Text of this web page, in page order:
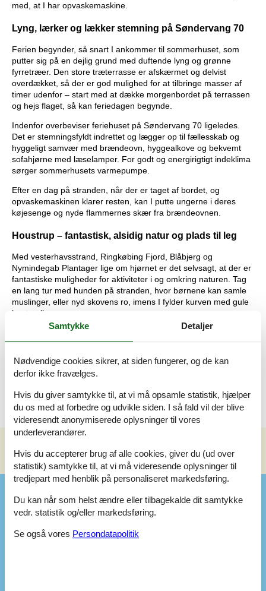
med, at I har opvaskemaskine.
Lyng, lærker og lækker stemning på Søndervang 70
Ferien begynder, så snart I ankommer til sommerhuset, som
putter sig på en dejlig grund med duftende lyng og grønne
fyrretræer. Den store træterrasse er afskærmet og delvist
overdækket, så der er god mulighed for at tilbringe masser af
timer udenfor – start med at dække morgenbordet på terrassen
og hejs flaget, så kan feriedagen begynde.
Indenfor overbeviser feriehuset på Søndervang 70 ligeledes.
Det er stemningsfyldt indrettet og lægger op til fællesskab og
hyggeligt samvær med brændeovn, hyggealkove og bekvemt
sofahjørne med læselamper. For godt og energirigtigt indeklima
sørger sommerhusets varmepumpe.
Efter en dag på stranden, når der er taget af bordet, og
opvaskemaskinen klarer resten, kan I putte ungerne i deres
køjesenge og nyde flammernes skær fra brændeovnen.
Houstrup – fantastisk, alsidig natur og plads til leg
Med vesterhavsstrand, Ringkøbing Fjord, Blåbjerg og
Nymindegab Plantager lige om hjørnet er det selvsagt, at der er
fantastiske muligheder for aktiviteter i og omkring naturen. Tag
en lang tur med hunden på stranden, hvor børnene kan samle
muslinger, eller nyd skovens ro, imens I fylder kurven med gule
kantareller.
Børnene vil sikkert også nyde en tur i badelandet eller i Bork
legeland, imens de voksne måske tenderer til en tur til en af de
berømte gule ishus eller lidt shopping efterfulgt af en pizza er
sikkert også et hit for hele familien.
Se nabo emner Se solens gang om emnet 😎
Faciliteter
Opholdsrum
DVD-afspiller
Samtykke Detaljer
Nødvendige cookies sikrer, at siden fungerer, og de kan
derfor ikke fravælges.
Hvis du giver samtykke til, at vi må opsamle statistik, hjælper
du os med at forbedre og udvikle siden. I så fald vil der blive
videresendt anonymiserede oplysninger til vores
underleverandører.
Hvis du accepterer brug af alle cookies, giver du (ud over
statistik) samtykke til, at vi må videresende oplysninger til
tredjepart med henblik på personaliseret markedsføring.
Du kan når som helst ændre eller tilbagekalde dit samtykke
vedr. statistik og/eller markedsføring.
Se også vores Persondatapolitik